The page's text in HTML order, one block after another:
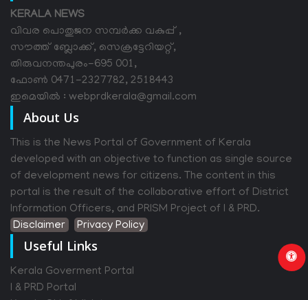
KERALA NEWS
വിവര പൊതുജന സമ്പര്‍ക്ക വകുപ്പ് ,
സൗത്ത് ബ്ലോക്ക്, സെക്രട്ടേറിയറ്റ്,
തിരുവനന്തപുരം-695 001,
ഫോൺ 0471-2327782, 2518443
ഇമെയിൽ : webprdkerala@gmail.com
About Us
This is the News Portal of Government of Kerala
developed with an objective to function as single source
of development news for citizens. The content in this
portal is the result of the collaborative effort of District
Information Officers, and PRISM Project of I & PRD.
Disclaimer
Privacy Policy
Useful Links
Kerala Goverment Portal
I & PRD Portal